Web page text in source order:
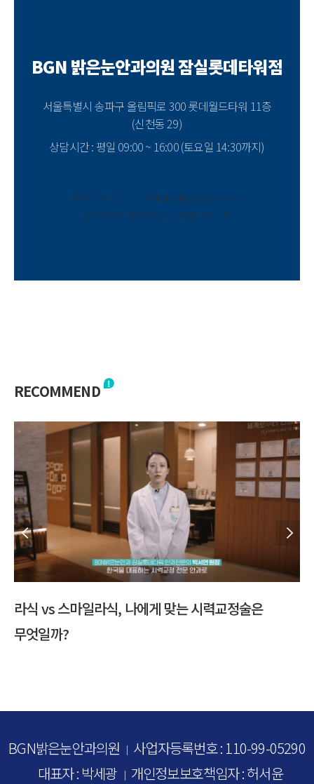
BGN 밝은눈안과의원 잠실롯데타워점
서울특별시 송파구 올림픽로 300 롯데월드타워 11층
(신천동 29)
상담시간 : 평일 09:00 ~ 16:00 (토요일 14:30까지)
© BGN EYE CLINIC JAMSIL. All rights reserved.
본 컨텐츠는 저작권법의 보호를 받습니다.
RECOMMEND
마일라식, 나에게 맞는 시력교정술은
다초점 수술
BGN밝은눈안과의원 ｜ 사업자등록번호 : 110-99-05290
대표자 : 박세광 ｜ 개인정보보호책임자 : 허서윤